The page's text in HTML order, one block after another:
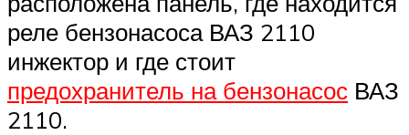
реле бензонасоса ВАЗ 2110
инжектор и где стоит
предохранитель на бензонасос ВАЗ
2110.